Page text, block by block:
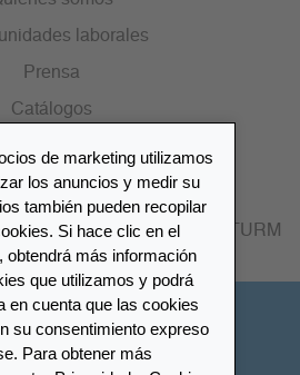
laborales
Prensa
Catálogos
distribuidores
más cercano LEUCHTTURM
de marketing utilizamos
los anuncios y medir su
también pueden recopilar
Si hace clic en el
obtendrá más información
que utilizamos y podrá
en cuenta que las cookies
su consentimiento expreso
Para obtener más